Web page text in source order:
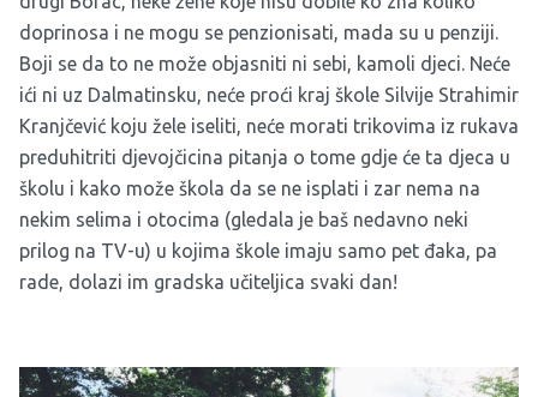
doprinosa i ne mogu se penzionisati, mada su u penziji.
Boji se da to ne može objasniti ni sebi, kamoli djeci. Neće
ići ni uz Dalmatinsku, neće proći kraj škole Silvije Strahimir
Kranjčević koju žele iseliti, neće morati trikovima iz rukava
preduhitriti djevojčicina pitanja o tome gdje će ta djeca u
školu i kako može škola da se ne isplati i zar nema na
nekim selima i otocima (gledala je baš nedavno neki
prilog na TV-u) u kojima škole imaju samo pet đaka, pa
rade, dolazi im gradska učiteljica svaki dan!